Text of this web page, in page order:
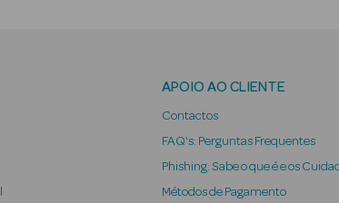
APOIO AO CLIENTE
Contactos
FAQ's: Perguntas Frequentes
Phishing: Sabe o que é e os
Métodos de Pagamento